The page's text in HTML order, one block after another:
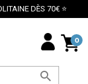
⭐
0
search